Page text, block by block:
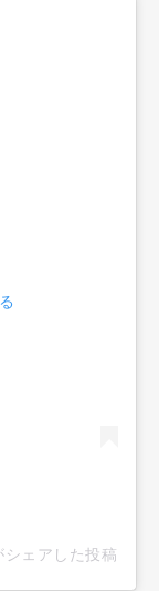
ェアした投稿